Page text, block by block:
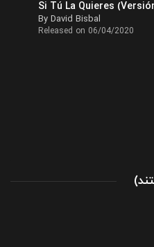
By David Bisbal
Released on 06/04/2020
(